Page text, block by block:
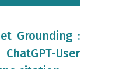
Grounding :
User